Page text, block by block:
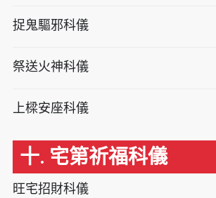
捉鬼驅邪科儀
祭送火神科儀
上樑安座科儀
十. 宅第祈福科儀
旺宅招財科儀